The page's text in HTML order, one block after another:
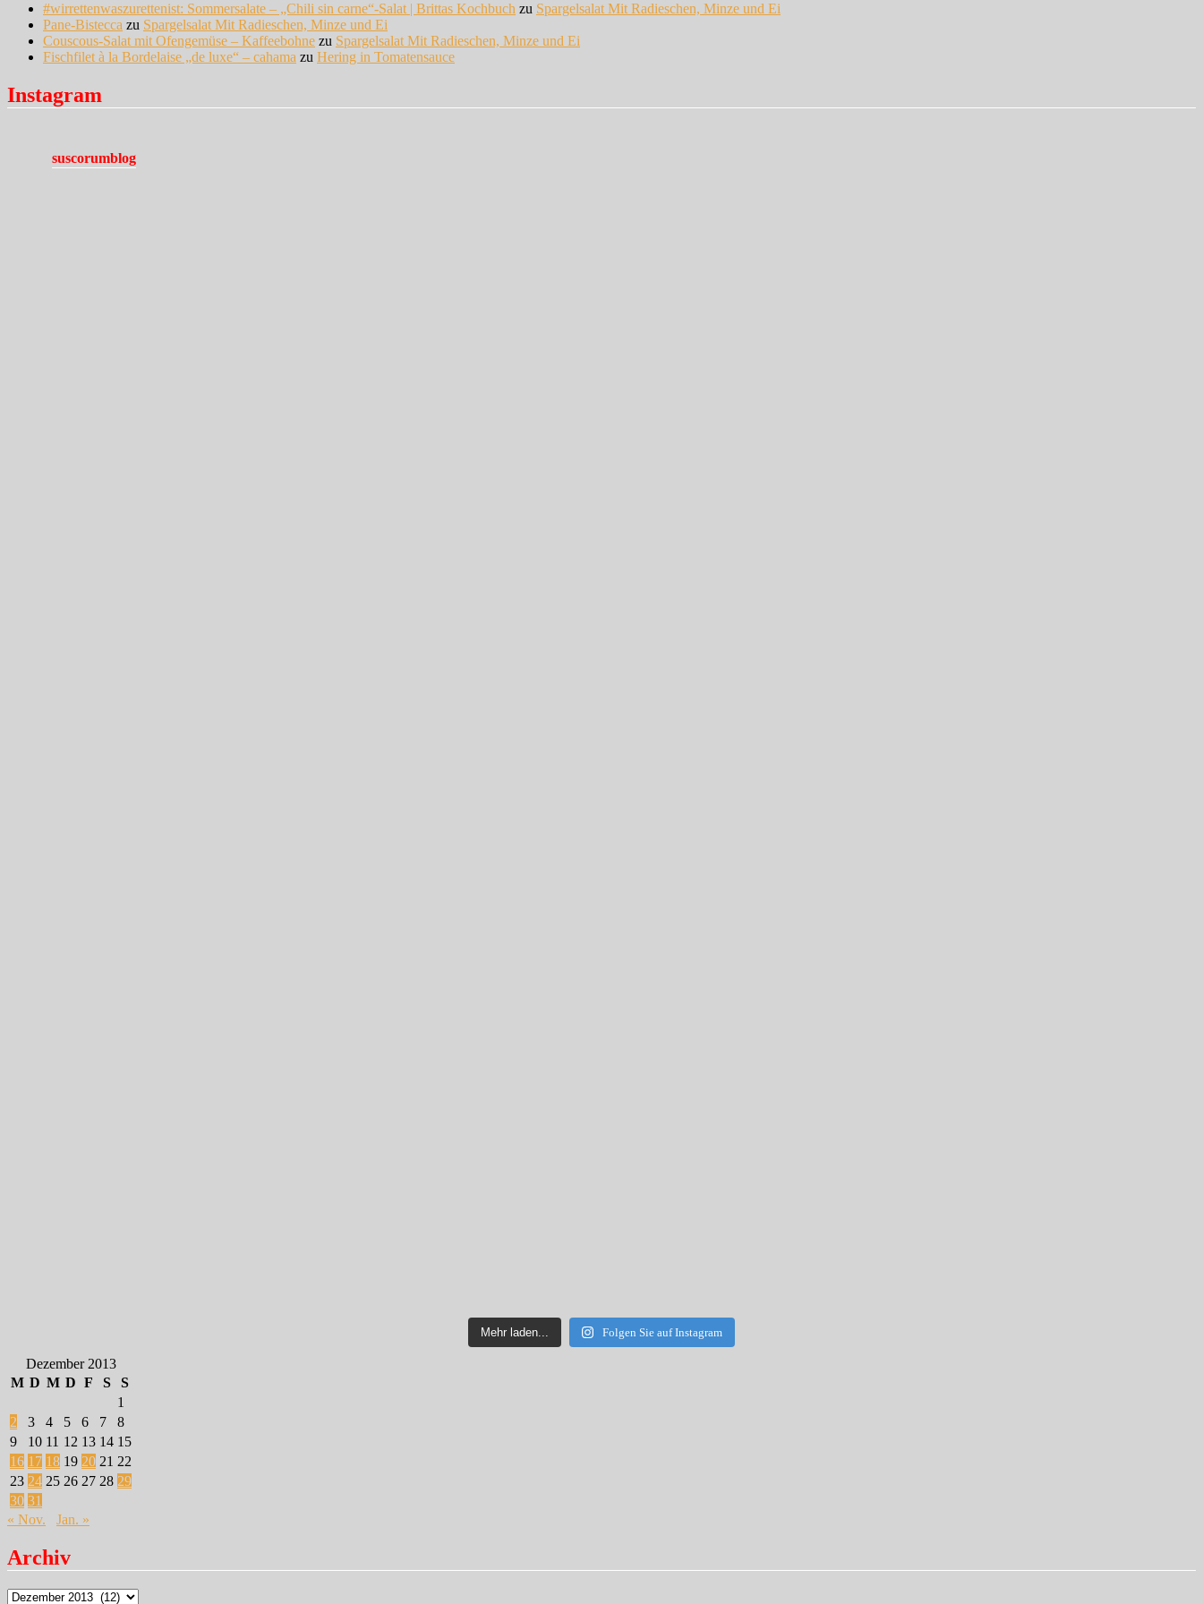
#wirrettenwaszurettenist: Sommersalate – „Chili sin carne“-Salat | Brittas Kochbuch zu Spargelsalat Mit Radieschen, Minze und Ei
Pane-Bistecca zu Spargelsalat Mit Radieschen, Minze und Ei
Couscous-Salat mit Ofengemüse – Kaffeebohne zu Spargelsalat Mit Radieschen, Minze und Ei
Fischfilet à la Bordelaise „de luxe“ – cahama zu Hering in Tomatensauce
Instagram
suscorumblog
Mehr laden... Folgen Sie auf Instagram
Dezember 2013
M D M D F S
S
1
2
3 4 5 6 7
8
9
10 11 12 13 14 15
16 17 18 19 20 21 22
23 24 25 26 27 28 29
30 31
« Nov.
Jan. »
Archiv
Archiv